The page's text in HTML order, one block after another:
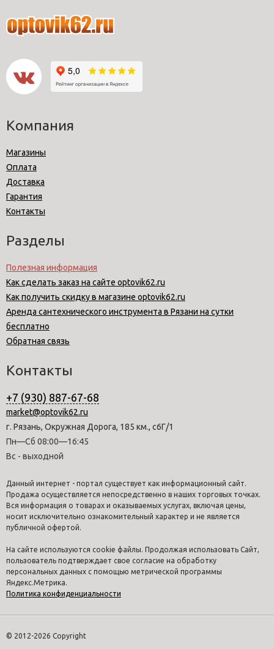
Компания
Магазины
Оплата
Доставка
Гарантия
Контакты
Разделы
Полезная информация
Как сделать заказ на сайте optovik62.ru
Как получить скидку в магазине optovik62.ru
Аренда сантехнического инструмента в Рязани на сутки
бесплатно
Обратная связь
Контакты
+7 (930) 887-67-68
market@optovik62.ru
г. Рязань, Окружная Дорога, 185 км., с6Г/1
Пн—Сб 08:00—16:45
Вс - выходной
Данный интернет - портал существует как информационный сайт.
Продажа осуществляется непосредственно в наших торговых точках.
Вся информация о товарах и оказываемых услугах, включая цены,
носит исключительно ознакомительный характер и не является
публичной офертой.
На сайте используются cookie файлы. Продолжая использовать Сайт,
пользователь подтверждает свое согласие на обработку
персональных данных с помощью метрической программы
Яндекс.Метрика.
Политика конфиденциальности
© 2012-2026 Copyright